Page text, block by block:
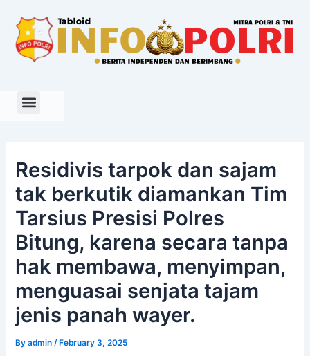
content
Residivis tarpok dan sajam
tak berkutik diamankan Tim
Tarsius Presisi Polres
Bitung, karena secara tanpa
hak membawa, menyimpan,
menguasai senjata tajam
jenis panah wayer.
Byadmin/ February 3, 2025